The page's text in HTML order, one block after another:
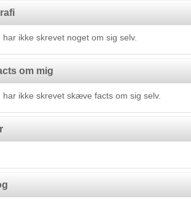
ikke skrevet noget om sig selv.
om mig
har ikke skrevet skæve facts om sig selv.